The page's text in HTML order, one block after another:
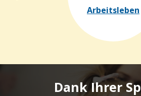
Arbeitsleben
Dank Ihrer